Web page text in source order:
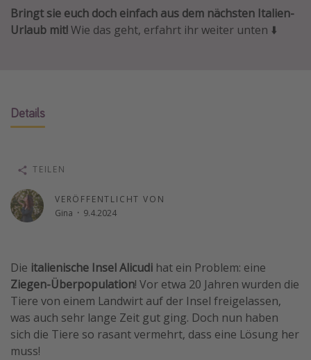
Städtereisen
Strandurlaub
Skiurlaub
Weitere Themen
Reise Journal
Schönste Naturwunder der Welt
Beste Reiseziele 20225
Bringt sie euch doch einfach aus dem nächsten Italien-
Urlaub mit!Wie das geht, erfahrt ihr weiter unten ⬇️
Details
VERÖFFENTLICHT VON
Gina · 9.4.2024
TEILEN
Die italienische Insel Alicudi hat ein Problem: eine
Ziegen-Überpopulation! Vor etwa 20 Jahren wurden die
Tiere von einem Landwirt auf der Insel freigelassen,
was auch sehr lange Zeit gut ging. Doch nun haben
sich die Tiere so rasant vermehrt, dass eine Lösung her
muss!